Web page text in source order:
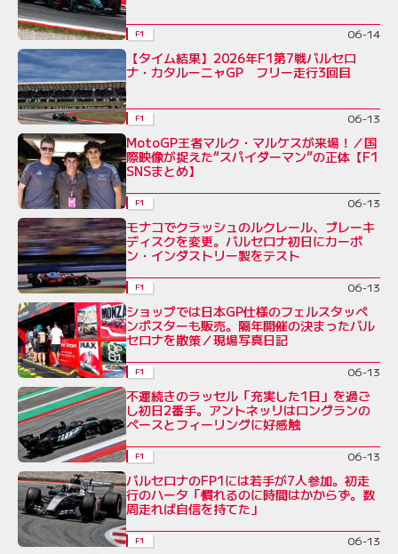
F1 06-14
【タイム結果】2026年F1第7戦バルセロ
ナ・カタルーニャGP フリー走行3回目
F1 06-13
MotoGP王者マルク・マルケスが来場！／国
際映像が捉えた“スパイダーマン”の正体【F1
SNSまとめ】
F1 06-13
モナコでクラッシュのルクレール、ブレーキ
ディスクを変更。バルセロナ初日にカーボ
ン・インダストリー製をテスト
F1 06-13
ショップでは日本GP仕様のフェルスタッペ
ンポスターも販売。隔年開催の決まったバル
セロナを散策／現場写真日記
F1 06-13
不運続きのラッセル「充実した1日」を過ご
し初日2番手。アントネッリはロングランの
ペースとフィーリングに好感触
F1 06-13
バルセロナのFP1には若手が7人参加。初走
行のハータ「慣れるのに時間はかからず。数
周走れば自信を持てた」
F1 06-13